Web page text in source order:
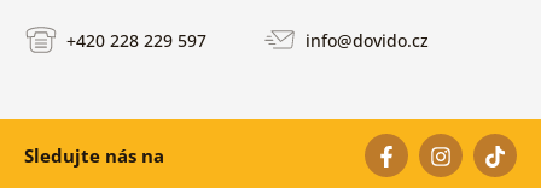
+420 228 229 597 info@dovido.cz
Sledujte nás na